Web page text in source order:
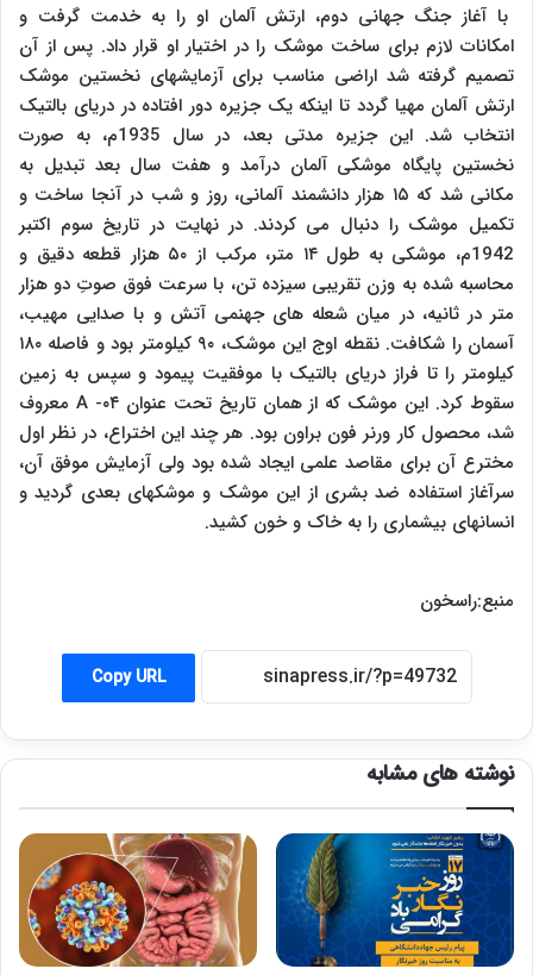
با آغاز جنگ جهانی دوم، ارتش آلمان او را به خدمت گرفت و
امکانات لازم برای ساخت موشک را در اختیار او قرار داد. پس از آن
تصمیم گرفته شد اراضی مناسب برای آزمایش‏های نخستین موشک
ارتش آلمان مهیا گردد تا این‏که یک جزیره دور افتاده در دریای بالتیک
انتخاب شد. این جزیره مدتی بعد، در سال 1935م، به صورت
نخستین پایگاه موشکی آلمان درآمد و هفت سال بعد تبدیل به
مکانی شد که ۱۵ هزار دانشمند آلمانی، روز و شب در آنجا ساخت و
تکمیل موشک را دنبال می‏ کردند. در نهایت در تاریخ سوم اکتبر
1942م، موشکی به طول ۱۴ متر، مرکب از ۵۰ هزار قطعه دقیق و
محاسبه شده به وزن تقریبی سیزده تن، با سرعت فوق صوتِ دو هزار
متر در ثانیه، در میان شعله ‏های جهنمی آتش و با صدایى مهیب،
آسمان را شکافت. نقطه اوج این موشک، ۹۰ کیلومتر بود و فاصله ۱۸۰
کیلومتر را تا فراز دریای بالتیک با موفقیت پیمود و سپس به زمین
سقوط کرد. این موشک که از همان تاریخ تحت عنوان ۰۴- A معروف
شد، محصول کار ورنر فون براون بود. هر چند این اختراع، در نظر اول
مخترع آن برای مقاصد علمی ایجاد شده بود ولی آزمایش موفق آن،
سرآغاز استفاده ضد بشری از این موشک و موشک‏های بعدی گردید و
انسان‏های بی‏شماری را به خاک و خون کشید.
منبع:راسخون
Copy URL
نوشته های مشابه